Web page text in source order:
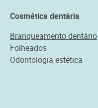
Cosmética dentária
Branqueamento dentário
Folheados
Odontologia estética